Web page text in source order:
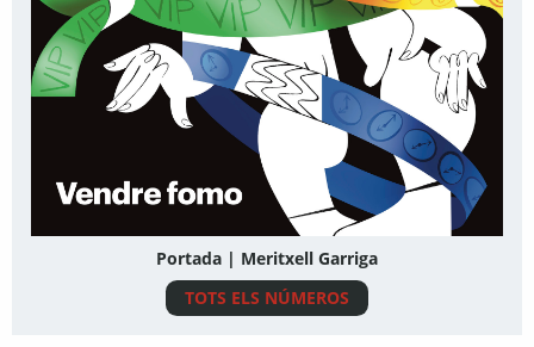
Portada | Meritxell Garriga
TOTS ELS NÚMEROS